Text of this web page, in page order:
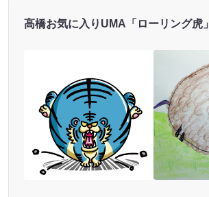
高橋お気に入りUMA「ローリング虎」